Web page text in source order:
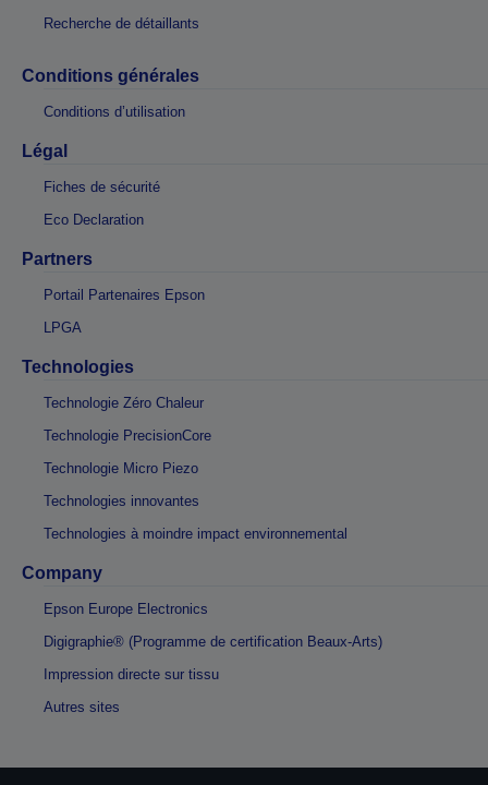
Recherche de détaillants
Conditions générales
Conditions d’utilisation
Légal
Fiches de sécurité
Eco Declaration
Partners
Portail Partenaires Epson
LPGA
Technologies
Technologie Zéro Chaleur
Technologie PrecisionCore
Technologie Micro Piezo
Technologies innovantes
Technologies à moindre impact environnemental
Company
Epson Europe Electronics
Digigraphie® (Programme de certification Beaux-Arts)
Impression directe sur tissu
Autres sites